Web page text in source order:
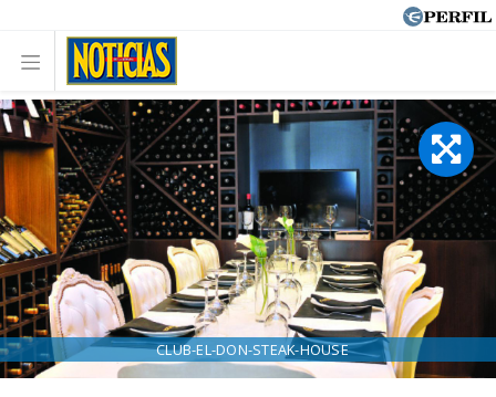
CLUB-EL-DON-STEAK-HOUSE